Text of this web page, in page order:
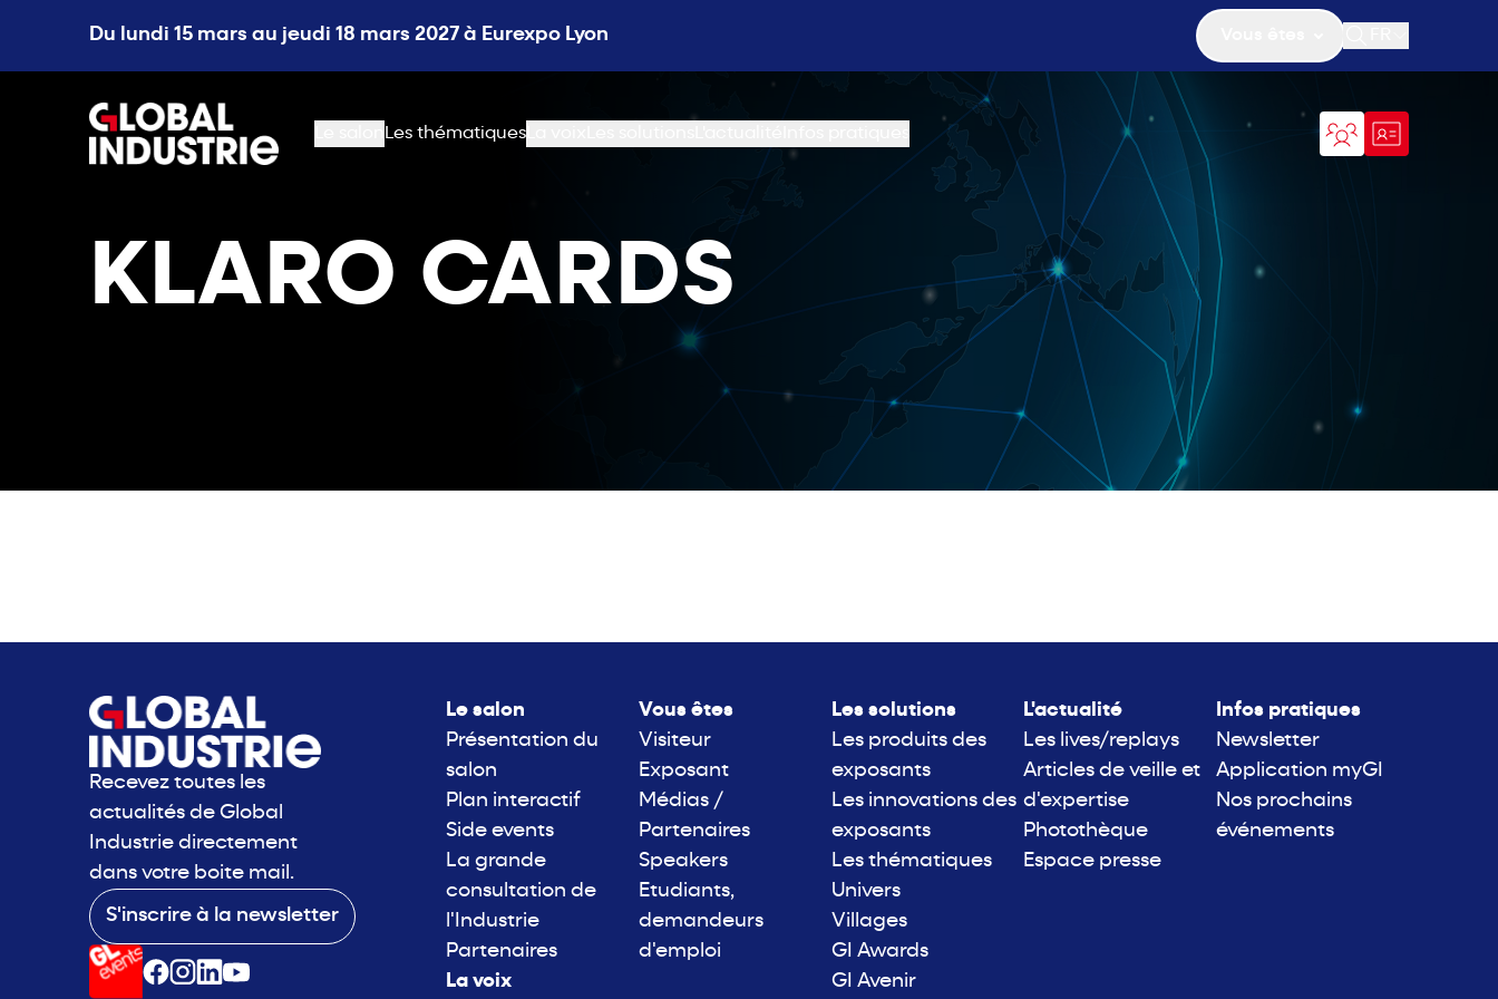
Du lundi 15 mars au jeudi 18 mars 2027 à Eurexpo Lyon
Ouvrir la
page.home
Les thématiques
KLARO CARDS
Recevez toutes les
actualités de Global
Industrie directement
dans votre boite mail.
S'inscrire à la newsletter
Le salon
Présentation du
salon
Plan interactif
Side events
La grande
consultation de
l'Industrie
Partenaires
La voix
Vous êtes
Visiteur
Exposant
Médias /
Partenaires
Speakers
Etudiants,
demandeurs
d'emploi
Les solutions
Les produits des
exposants
Les innovations des
exposants
Les thématiques
Univers
Villages
GI Awards
GI Avenir
L'actualité
Les lives/replays
Articles de veille et
d'expertise
Photothèque
Espace presse
Infos pratiques
Newsletter
Application myGI
Nos prochains
événements